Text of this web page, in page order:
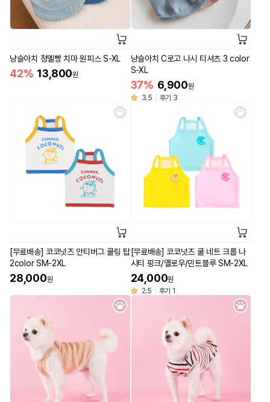
냥슬아치 청멜빵 치마 원피스 S-XL
42% 13,800원
냥슬아치 C로고 나시 티셔츠 3 color
S-XL
37% 6,900원
3.5
후기 3
[무료배송] 코코넛즈 안티버그 쿨링 탑
2color SM-2XL
28,000원
[무료배송] 코코넛즈 쿨 네트 크롭 나
시티 핑크/옐로우/민트블루 SM-2XL
24,000원
2.5
후기 1